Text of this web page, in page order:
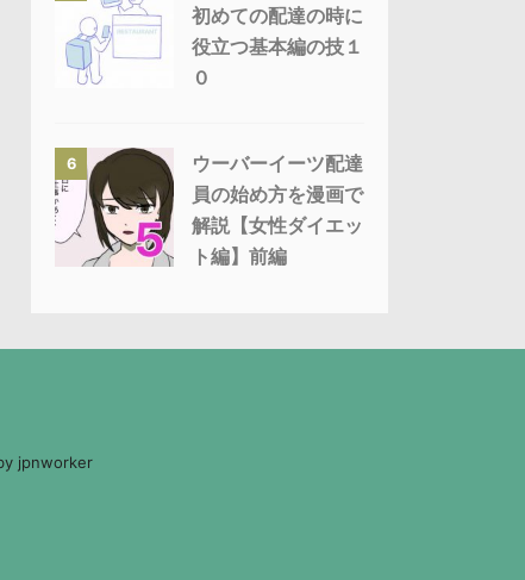
初めての配達の時に
役立つ基本編の技１
０
6
ウーバーイーツ配達
員の始め方を漫画で
解説【女性ダイエッ
ト編】前編
jpnworker